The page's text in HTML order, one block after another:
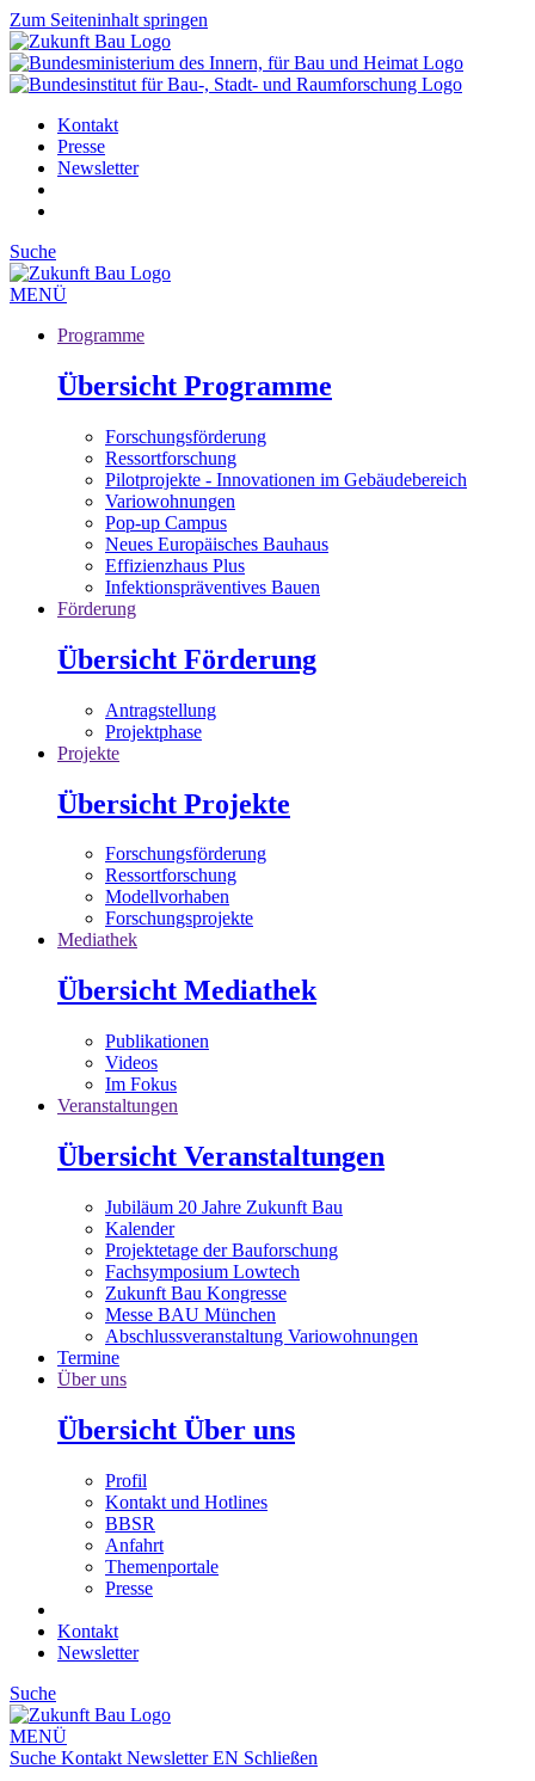
Zum Seiteninhalt springen
Kontakt
Presse
Newsletter
Suche
MENÜ
Programme
Übersicht Programme
Forschungsförderung
Ressortforschung
Pilotprojekte - Innovationen im Gebäudebereich
Variowohnungen
Pop-up Campus
Neues Europäisches Bauhaus
Effizienzhaus Plus
Infektionspräventives Bauen
Förderung
Übersicht Förderung
Antragstellung
Projektphase
Projekte
Übersicht Projekte
Forschungsförderung
Ressortforschung
Modellvorhaben
Forschungsprojekte
Mediathek
Übersicht Mediathek
Publikationen
Videos
Im Fokus
Veranstaltungen
Übersicht Veranstaltungen
Jubiläum 20 Jahre Zukunft Bau
Kalender
Projektetage der Bauforschung
Fachsymposium Lowtech
Zukunft Bau Kongresse
Messe BAU München
Abschlussveranstaltung Variowohnungen
Termine
Über uns
Übersicht Über uns
Profil
Kontakt und Hotlines
BBSR
Anfahrt
Themenportale
Presse
Kontakt
Newsletter
Suche
MENÜ
Suche Kontakt NewsletterEN Schließen